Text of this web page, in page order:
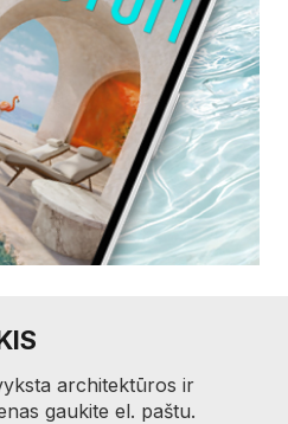
architektūros ir
gaukite el. paštu.